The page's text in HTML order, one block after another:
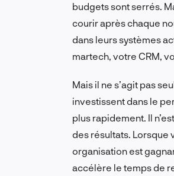
budgets sont serrés.
courir après chaque
dans leurs systèmes
martech, votre CRM,
Mais il ne s’agit pas
investissent dans le
plus rapidement. Il
des résultats. Lorsque
organisation est
accélère le temps de